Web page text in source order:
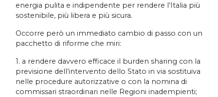
energia pulita e indipendente per rendere l’Italia più
sostenibile, più libera e più sicura.
Occorre però un immediato cambio di passo con un
pacchetto di riforme che miri:
1. a rendere davvero efficace il burden sharing con la
previsione dell’intervento dello Stato in via sostituiva
nelle procedure autorizzative o con la nomina di
commissari straordinari nelle Regioni inadempienti;